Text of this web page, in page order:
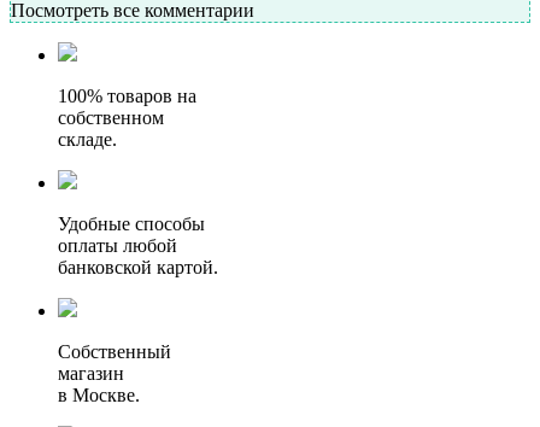
Посмотреть все комментарии
100% товаров на
собственном
складе.
Удобные способы
оплаты любой
банковской картой.
Собственный
магазин
в Москве.